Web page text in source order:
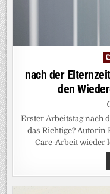
in
nach der
den
Erster Arbeitstag nach
das Richtige? Autorin
Care-Arbeit wieder